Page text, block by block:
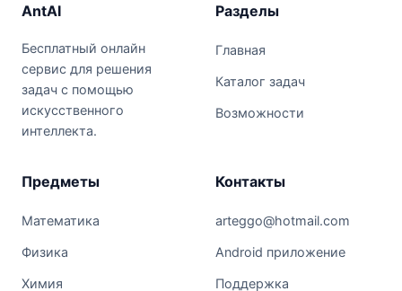
AntAI
Бесплатный онлайн
сервис для решения
задач с помощью
искусственного
интеллекта.
Разделы
Главная
Каталог задач
Возможности
Предметы
Математика
Физика
Химия
Контакты
arteggo@hotmail.com
Android приложение
Поддержка